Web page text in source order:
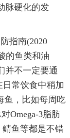
脉硬化的发
指南(2020
的鱼类和油
并不一定要通
日常饮食中稍加
鱼，比如每周吃
Omega-3脂肪
鱼等都是不错